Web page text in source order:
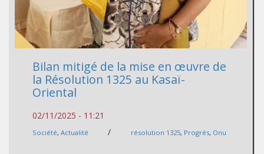
Bilan mitigé de la mise en œuvre de
la Résolution 1325 au Kasaï-
Oriental
02/11/2025 - 11:21
Société, Actualité / résolution 1325, Progrès, Onu